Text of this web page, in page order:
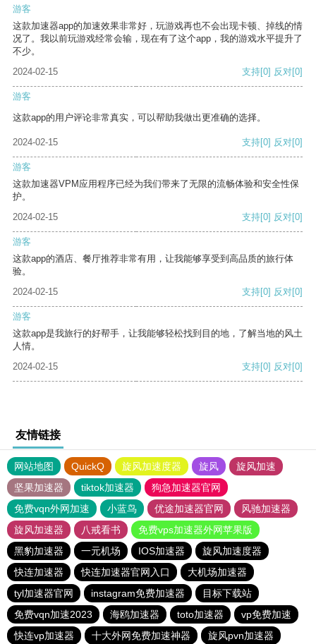
游客
这款加速器app的加速效果非常好，玩游戏再也不会出现卡顿、掉线的情
况了。我以前玩游戏经常会输，现在有了这个app，我的游戏水平提升了
不少。
2024-02-15
支持[0] 反对[0]
游客
这款app的用户评论非常真实，可以帮助我做出更准确的选择。
2024-02-15 支持[0] 反对[0]
游客
这款加速器VPM应用程序已经为我们带来了无限的流畅体验和安全性保
护。
2024-02-15
支持[0] 反对[0]
游客
这款app的酒店、餐厅推荐非常有用，让我能够享受到高品质的旅行体
验。
2024-02-15
支持[0] 反对[0]
游客
这款app是我旅行的好帮手，让我能够轻松找到目的地，了解当地的风土
人情。
2024-02-15
支持[0] 反对[0]
友情链接
网站地图 QuickQ 旋风加速度器 旋风
旋风加速
坚果加速器
tiktok加速器
狗急加速器官网
免费vqn外网加速
小蓝鸟 优途加速器官网
风驰加速器
旋风加速器
八戒看书
免费vps加速器外网苹果版
黑豹加速器
一元机场 IOS加速器
旋风加速度器
快连加速器
快连加速器官网入口
大机场加速器
tyl加速器官网
instagram免费加速器
目标下载站
免费vqn加速2023
海鸥加速器 toto加速器
vp免费加速
快连vp加速器
十大外网免费加速神器 旋风pvn加速器